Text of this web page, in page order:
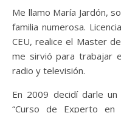
Me llamo María Jardón, soy periodista y madre reciente de
familia numerosa.
CEU, realice el Master
me sirvió para trabajar
radio y televisión.
En 2009 decidí darle
“Curso de Experto en